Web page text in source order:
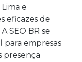
e
eficazes de
SEO BR se
para empresas
presença